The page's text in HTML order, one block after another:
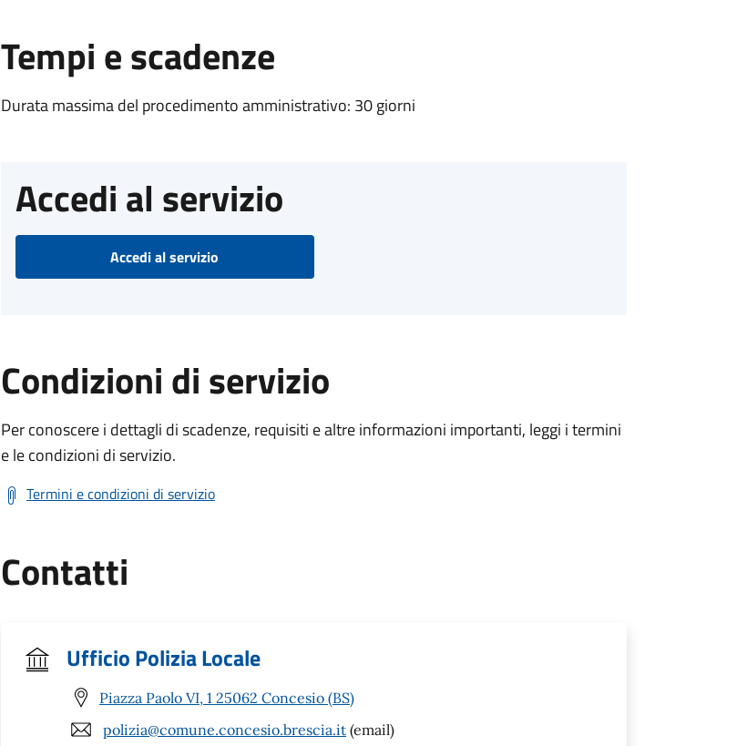
Tempi e scadenze
Durata massima del procedimento amministrativo: 30 giorni
Accedi al servizio
Accedi al servizio
Condizioni di servizio
Per conoscere i dettagli di scadenze, requisiti e altre informazioni importanti, leggi i termini
e le condizioni di servizio.
Termini e condizioni di servizio
Contatti
Ufficio Polizia Locale
Piazza Paolo VI, 1 25062 Concesio (BS)
polizia@comune.concesio.brescia.it (email)